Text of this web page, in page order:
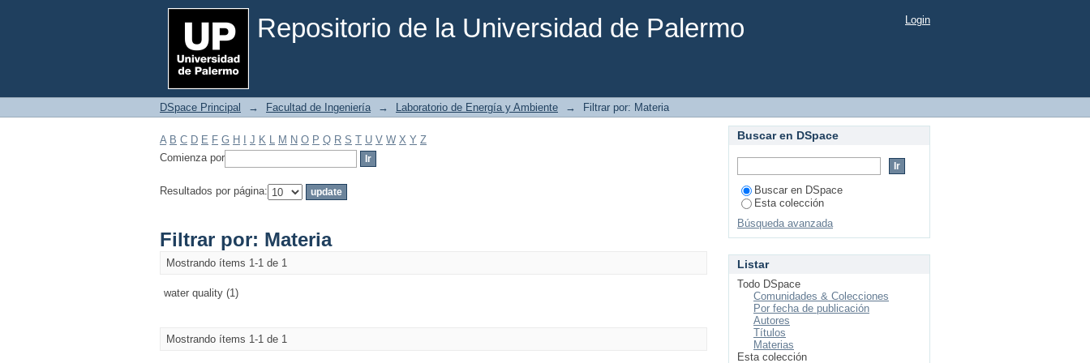
Repositorio de la Universidad de Palermo
Filtrar por: Materia Login
DSpace Principal → Facultad de Ingeniería → Laboratorio de Energía y Ambiente → Filtrar por: Materia
A B C D E F G H J K L M N O P Q R S T U V W X Y Z
Comienza por
Resultados por página:
Filtrar por: Materia
Mostrando ítems 1-1 de 1
water quality (1)
Mostrando ítems 1-1 de 1
Buscar en DSpace
Buscar en DSpace
Esta colección
Búsqueda avanzada
Listar
Todo DSpace
Comunidades & Colecciones
Por fecha de publicación
Autores
Títulos
Materias
Esta colección